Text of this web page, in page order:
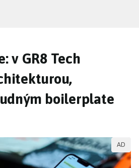
v GR8 Tech
boilerplate
AD